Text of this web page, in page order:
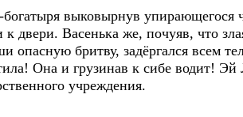
выковырнув упирающегося
двери. Васенька же, почуяв, что
опасную бритву, задёргался всем
Она и грузинав к сибе водит! Эй
учреждения.